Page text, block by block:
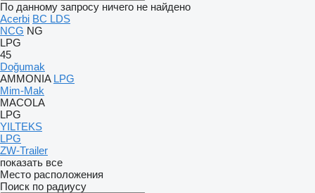
По данному запросу ничего не найдено
Acerbi BC LDS
NCG NG
LPG
45
Doğumak
AMMONIA LPG
Mim-Mak
MACOLA
LPG
YILTEKS
LPG
ZW-Trailer
показать все
Место расположения
Поиск по радиусу